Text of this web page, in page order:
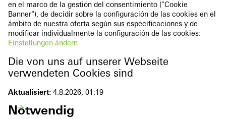
en el marco de la gestión del consentimiento ("Cookie
Banner"), de decidir sobre la configuración de las cookies en el
ámbito de nuestra oferta según sus especificaciones y de
modificar individualmente la configuración de las cookies:
Einstellungen ändern
Die von uns auf unserer Webseite
verwendeten Cookies sind
Aktualisiert: 4.8.2026, 01:19
Notwendig